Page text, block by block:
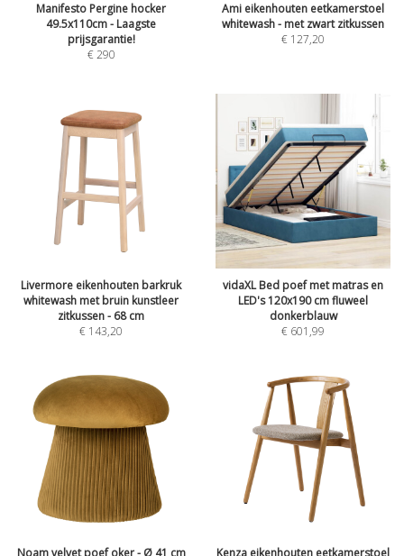
Manifesto Pergine hocker
49.5x110cm - Laagste
prijsgarantie!
€290
Ami eikenhouten eetkamerstoel
whitewash - met zwart zitkussen
€ 127,20
Livermore eikenhouten barkruk
whitewash met bruin kunstleer
zitkussen - 68 cm
€ 143,20
vidaXL Bed poef met matras en
LED's 120x190 cm fluweel
donkerblauw
€ 601,99
Noam velvet poef oker - Ø 41 cm Kenza eikenhouten eetkamerstoel